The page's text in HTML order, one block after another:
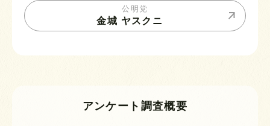
公明党
金城 ヤスクニ
アンケート調査概要